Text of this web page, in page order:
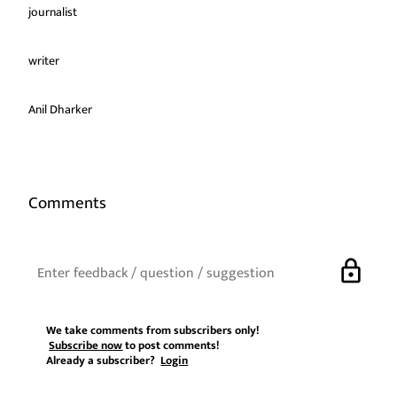
journalist
writer
Anil Dharker
Comments
lock
We take comments from subscribers only!
Subscribe nowto post comments!
Already a subscriber?Login